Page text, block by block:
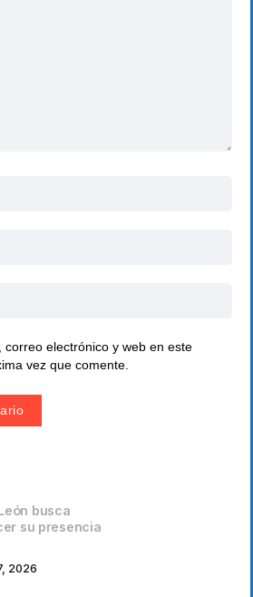
correo electrónico y web en este
vez que comente.
busca
su presencia
2026